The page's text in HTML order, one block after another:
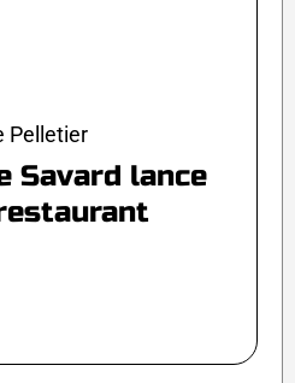
Pelletier
Savard lance